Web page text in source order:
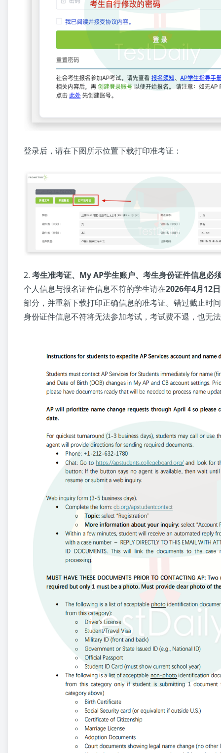
登录后，请在下图所示位置下载打印准考证：
2. 考生准考证、My AP学生账户、考生身份证件信息必
个人信息与报名证件信息不符的学生请在2026年4月12日
部分，并重新下载打印正确信息的准考证。错过截止时
身份证件信息不符将无法参加考试，考试费不退，也无